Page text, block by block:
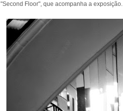
"Second Floor", que acompanha a exposição.